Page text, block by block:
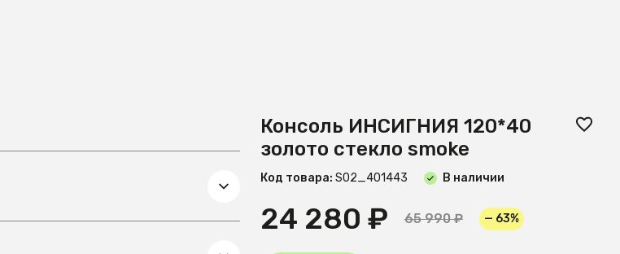
Консоль ИНСИГНИЯ 120*40
золото стекло smoke
Код товара: S02_401443 В наличии
24 280 ₽ 65 990 ₽ — 63%